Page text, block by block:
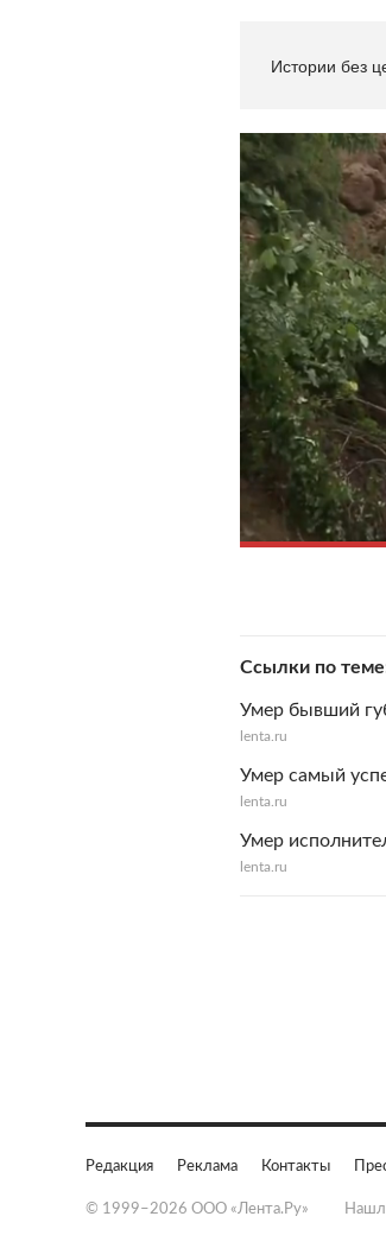
Истории без
Ссылки по теме
Умер бывший
lenta.ru
Умер самый
lenta.ru
Умер
lenta.ru
Редакция Реклама Контакты
© 1999–2026 ООО «Лента.Ру»